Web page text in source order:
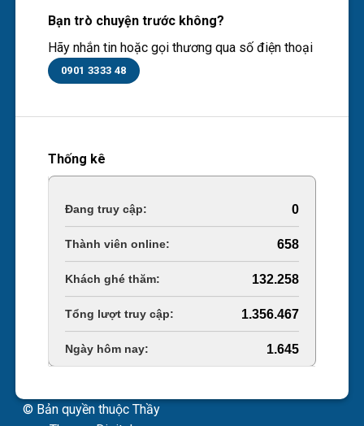
Bạn trò chuyện trước không?
Hãy nhắn tin hoặc gọi thương qua số điện thoại
0901 3333 48
Thống kê
Online Visitors: 0
Today's Views: 658
Last 30 Days Views: 132.258
Total Views: 1.356.467
Total Users: 1.645
© Bản quyền thuộc Thầy